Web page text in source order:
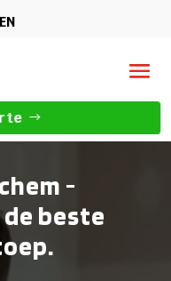
EN
-
beste